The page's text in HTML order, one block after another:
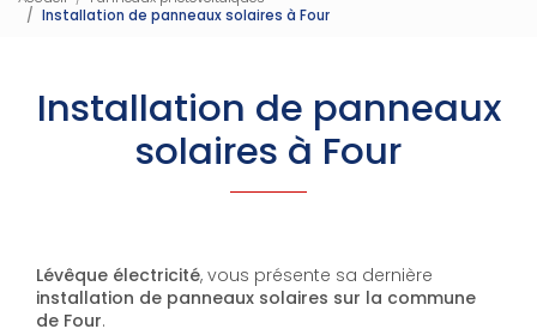
Installation de panneaux solaires à Four
Installation de panneaux
solaires à Four
Lévêque électricité, vous présente sa dernière
installation de panneaux solaires sur la commune
de Four.